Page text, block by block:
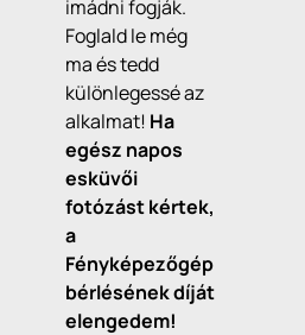
imádni fogják.
Foglald le még
ma és tedd
különlegessé az
alkalmat! Ha
egész napos
esküvői
fotózást kértek,
a
Fényképezőgép
bérlésének díját
elengedem!